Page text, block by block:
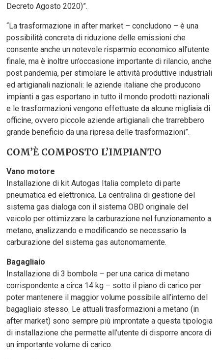
Decreto Agosto 2020)”.
“La trasformazione in after market – concludono – è una
possibilità concreta di riduzione delle emissioni che
consente anche un notevole risparmio economico all’utente
finale, ma è inoltre un’occasione importante di rilancio, anche
post pandemia, per stimolare le attività produttive industriali
ed artigianali nazionali: le aziende italiane che producono
impianti a gas esportano in tutto il mondo prodotti nazionali
e le trasformazioni vengono effettuate da alcune migliaia di
officine, ovvero piccole aziende artigianali che trarrebbero
grande beneficio da una ripresa delle trasformazioni”.
COM’È COMPOSTO L’IMPIANTO
Vano motore
Installazione di kit Autogas Italia completo di parte
pneumatica ed elettronica. La centralina di gestione del
sistema gas dialoga con il sistema OBD originale del
veicolo per ottimizzare la carburazione nel funzionamento a
metano, analizzando e modificando se necessario la
carburazione del sistema gas autonomamente.
Bagagliaio
Installazione di 3 bombole – per una carica di metano
corrispondente a circa 14 kg – sotto il piano di carico per
poter mantenere il maggior volume possibile all’interno del
bagagliaio stesso. Le attuali trasformazioni a metano (in
after market) sono sempre più improntate a questa tipologia
di installazione che permette all’utente di disporre ancora di
un importante volume di carico.